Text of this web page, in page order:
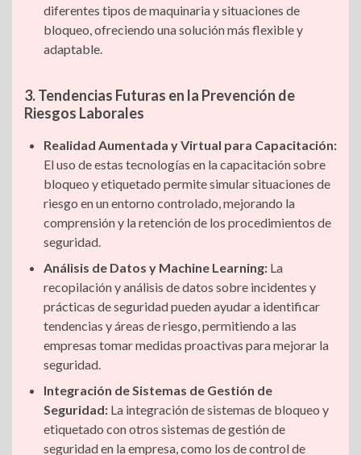
diferentes tipos de maquinaria y situaciones de
bloqueo, ofreciendo una solución más flexible y
adaptable.
3. Tendencias Futuras en la Prevención de
Riesgos Laborales
Realidad Aumentada y Virtual para Capacitación:
El uso de estas tecnologías en la capacitación sobre
bloqueo y etiquetado permite simular situaciones de
riesgo en un entorno controlado, mejorando la
comprensión y la retención de los procedimientos de
seguridad.
Análisis de Datos y Machine Learning: La
recopilación y análisis de datos sobre incidentes y
prácticas de seguridad pueden ayudar a identificar
tendencias y áreas de riesgo, permitiendo a las
empresas tomar medidas proactivas para mejorar la
seguridad.
Integración de Sistemas de Gestión de
Seguridad: La integración de sistemas de bloqueo y
etiquetado con otros sistemas de gestión de
seguridad en la empresa, como los de control de